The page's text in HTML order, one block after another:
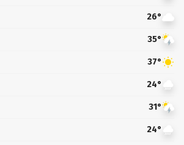
26°
35°
37°
24°
31°
24°